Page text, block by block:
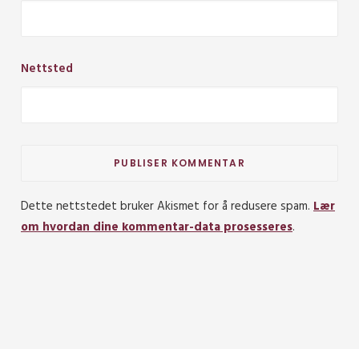
Nettsted
Dette nettstedet bruker Akismet for å redusere spam. Lær
om hvordan dine kommentar-data prosesseres.